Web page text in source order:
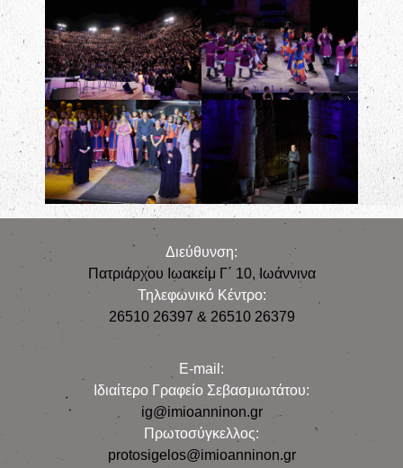
Διεύθυνση:
Πατριάρχου Ιωακείμ Γ΄ 10, Iωάννινα
Τηλεφωνικό Κέντρο:
26510 26397 & 26510 26379
E-mail:
Iδιαίτερο Γραφείο Σεβασμιωτάτου:
ig@imioanninon.gr
Πρωτοσύγκελλος:
protosigelos@imioanninon.gr